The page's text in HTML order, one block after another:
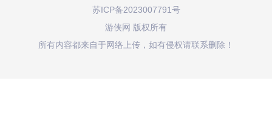
苏ICP备2023007791号
游侠网 版权所有
所有内容都来自于网络上传，如有侵权请联系删除！